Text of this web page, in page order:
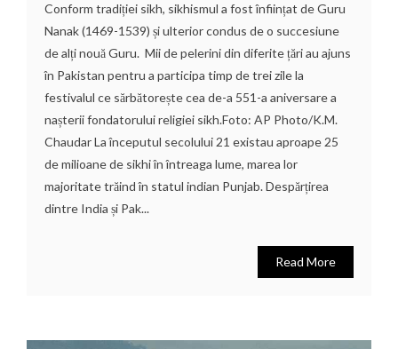
Conform tradiției sikh, sikhismul a fost înființat de Guru
Nanak (1469-1539) și ulterior condus de o succesiune
de alți nouă Guru. Mii de pelerini din diferite țări au ajuns
în Pakistan pentru a participa timp de trei zile la
festivalul ce sărbătorește cea de-a 551-a aniversare a
nașterii fondatorului religiei sikh.Foto: AP Photo/K.M.
Chaudar La începutul secolului 21 existau aproape 25
de milioane de sikhi în întreaga lume, marea lor
majoritate trăind în statul indian Punjab. Despărțirea
dintre India și Pak...
Read More